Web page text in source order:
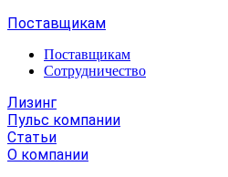
Поставщикам
Поставщикам
Сотрудничество
Лизинг
Пульс компании
Статьи
О компании